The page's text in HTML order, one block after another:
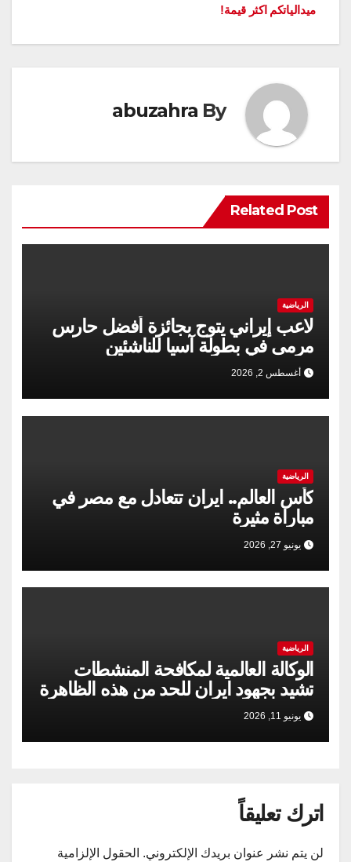
ميدالياتكم اكثر قيمة!
By
abuzahra
Related Post
الرياضية
لاعب إیراني يتوج بجائزة أفضل حارس
مرمى في بطولة آسيا للناشئين
أغسطس 2, 2026
الرياضية
كأس العالم.. ايران تتعادل مع مصر في
مباراة مثيرة
يونيو 27, 2026
الرياضية
الوكالة العالمية لمكافحة المنشطات
تشيد بجهود ايران للحد من هذه الظاهرة
يونيو 11, 2026
اترك تعليقاً
لن يتم نشر عنوان بريدك الإلكتروني. الحقول الإلزامية